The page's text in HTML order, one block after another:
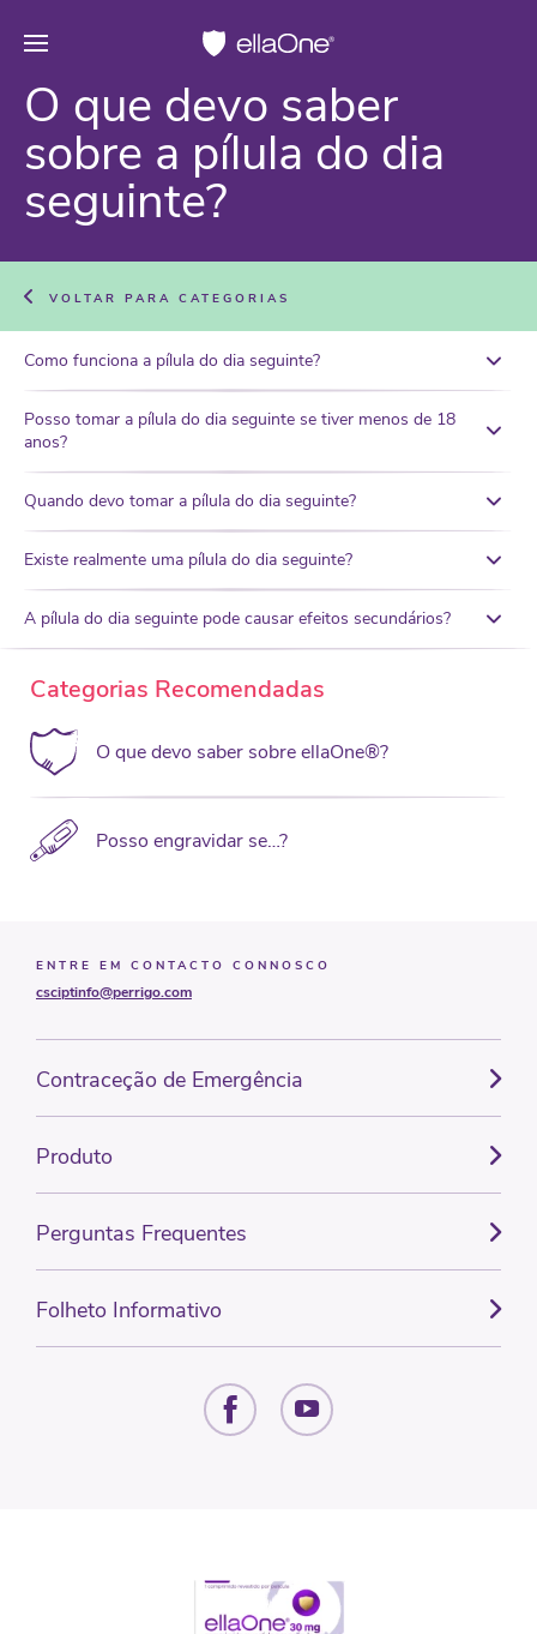
O que devo saber
sobre a pílula do dia
seguinte?
VOLTAR PARA CATEGORIAS
Como funciona a pílula do dia seguinte?
Posso tomar a pílula do dia seguinte se tiver menos de 18
anos?
Quando devo tomar a pílula do dia seguinte?
Existe realmente uma pílula do dia seguinte?
A pílula do dia seguinte pode causar efeitos secundários?
Categorias Recomendadas
O que devo saber sobre ellaOne®?
Posso engravidar se…?
ENTRE EM CONTACTO CONNOSCO
csciptinfo@perrigo.com
Contraceção de Emergência
Produto
Perguntas Frequentes
Folheto Informativo